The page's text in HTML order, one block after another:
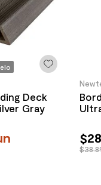
Deck
Gray
$28